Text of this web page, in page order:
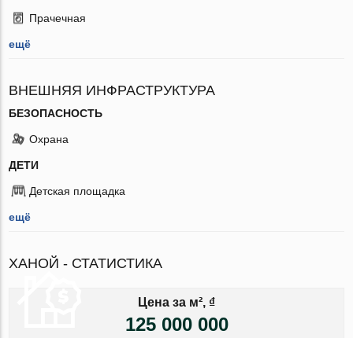
Прачечная
ещё
ВНЕШНЯЯ ИНФРАСТРУКТУРА
БЕЗОПАСНОСТЬ
Охрана
ДЕТИ
Детская площадка
ещё
ХАНОЙ - СТАТИСТИКА
Цена за м², ₫
125 000 000